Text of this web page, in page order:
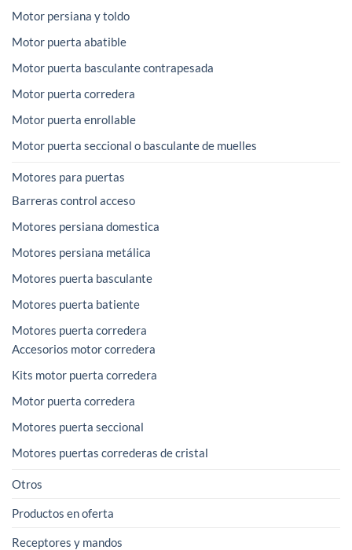
Motor persiana y toldo
Motor puerta abatible
Motor puerta basculante contrapesada
Motor puerta corredera
Motor puerta enrollable
Motor puerta seccional o basculante de muelles
Motores para puertas
Barreras control acceso
Motores persiana domestica
Motores persiana metálica
Motores puerta basculante
Motores puerta batiente
Motores puerta corredera
Accesorios motor corredera
Kits motor puerta corredera
Motor puerta corredera
Motores puerta seccional
Motores puertas correderas de cristal
Otros
Productos en oferta
Receptores y mandos